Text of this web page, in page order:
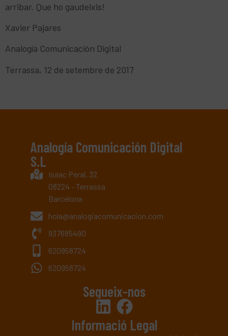
arribar. Que ho gaudeixis!
Xavier Pajares
Analogía Comunicación Digital
Terrassa, 12 de setembre de 2017
Analogía Comunicación Digital
S.L
Isaac Peral, 32
08224 - Terrassa
Barcelona
hola@analogiacomunicacion.com
937685490
620958724
620958724
Segueix-nos
Informació Legal